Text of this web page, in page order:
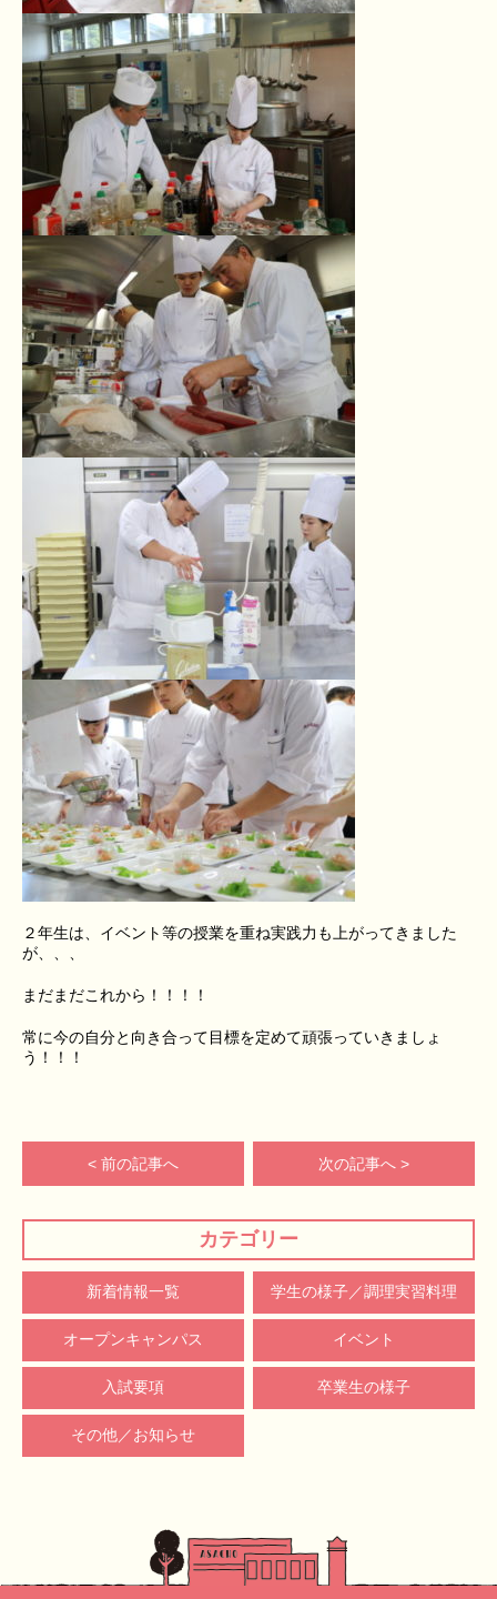
カテゴリー
新着情報一覧 学生の様子／調理実習料理
オープンキャンパス イベント
入試要項 卒業生の様子
その他／お知らせ
２年生は、イベント等の授業を重ね実践力も上がってきました
が、、、
まだまだこれから！！！！
常に今の自分と向き合って目標を定めて頑張っていきましょ
う！！！
< 前の記事へ 次の記事へ >